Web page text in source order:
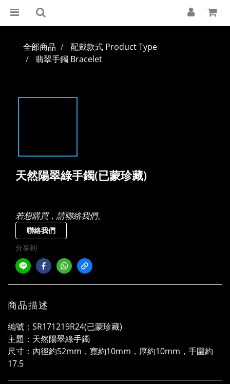
全部商品
配戴款式 Product Type
翡翠手鐲 Bracelet
天然陽翠綠手鐲(已蒙珍藏)
若想購買，請聯絡我們。
聯絡我們
分享到
商品描述
編號：SR171219R24(已蒙珍藏)
主題：天然陽翠綠手鐲
尺寸：內徑約52mm，寬約10mm，厚約10mm，手圍約
17.5